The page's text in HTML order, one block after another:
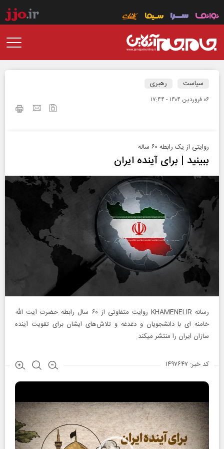
سیاست رهبری
۰۶ فروردين ۱۴۰۴ - ۱۷:۴۴
روایتی از یک رابطه ۶۰ ساله
ببینید | برای آینده ایران
رسانه KHAMENEI.IR روایت متفاوتی از ۶۰ سال رابطه حضرت آیت‌ الله
خامنه‌ ای با دانشجویان و دغدغه و تلاش‌های ایشان برای تقویت آینده‌
سازان ایران را منتشر میکند.
کد خبر: ۱۴۹۷۶۴۷